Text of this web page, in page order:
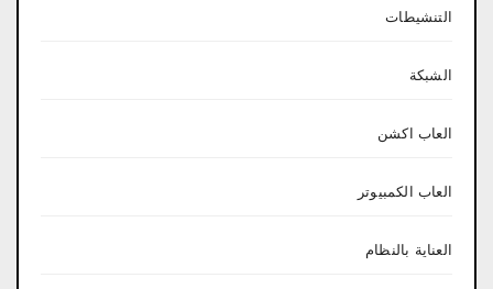
التنشيطات
الشبكة
العاب اكشن
العاب الكمبيوتر
العناية بالنظام